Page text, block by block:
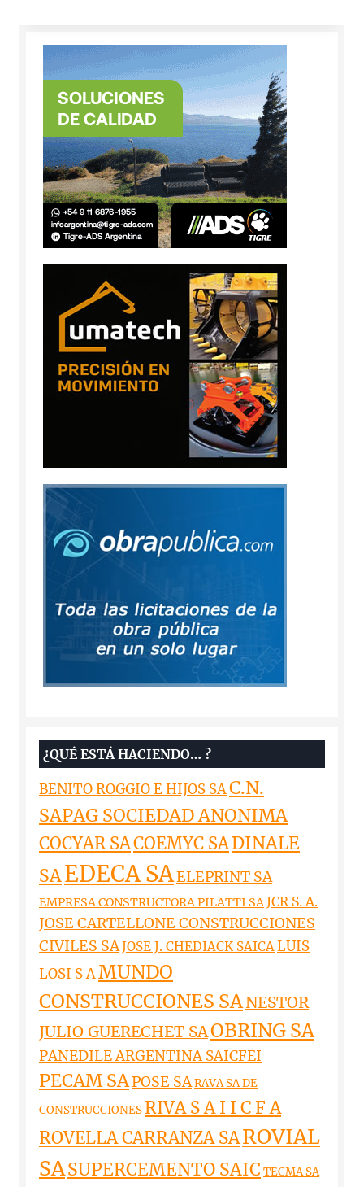
¿QUÉ ESTÁ HACIENDO… ?
BENITO ROGGIO E HIJOS SAC.N.
SAPAG SOCIEDAD ANONIMA
COCYAR SACOEMYC SADINALE
SAEDECA SAELEPRINT SA
EMPRESA CONSTRUCTORA PILATTI SAJCR S. A.
JOSE CARTELLONE CONSTRUCCIONES
CIVILES SAJOSE J. CHEDIACK SAICALUIS
LOSI S AMUNDO
CONSTRUCCIONES SANESTOR
JULIO GUERECHET SAOBRING SA
PANEDILE ARGENTINA SAICFEI
PECAM SAPOSE SARAVA SA DE
CONSTRUCCIONES RIVA S A I I C F A
ROVELLA CARRANZA SAROVIAL
SASUPERCEMENTO SAIC TECMA SA